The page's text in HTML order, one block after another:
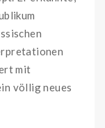
mit
völlig neues